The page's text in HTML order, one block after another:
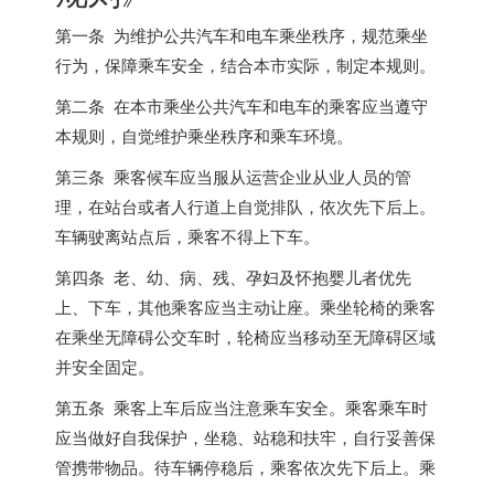
第一条 为维护公共汽车和电车乘坐秩序，规范乘坐
行为，保障乘车安全，结合本市实际，制定本规则。
第二条 在本市乘坐公共汽车和电车的乘客应当遵守
本规则，自觉维护乘坐秩序和乘车环境。
第三条 乘客候车应当服从运营企业从业人员的管
理，在站台或者人行道上自觉排队，依次先下后上。
车辆驶离站点后，乘客不得上下车。
第四条 老、幼、病、残、孕妇及怀抱婴儿者优先
上、下车，其他乘客应当主动让座。乘坐轮椅的乘客
在乘坐无障碍公交车时，轮椅应当移动至无障碍区域
并安全固定。
第五条 乘客上车后应当注意乘车安全。乘客乘车时
应当做好自我保护，坐稳、站稳和扶牢，自行妥善保
管携带物品。待车辆停稳后，乘客依次先下后上。乘